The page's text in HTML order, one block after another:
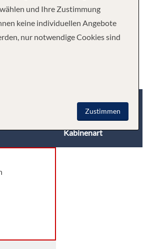
Deck
Kabinenart
wählen und Ihre Zustimmung
keine individuellen Angebote
nur notwendige Cookies sind
Zustimmen